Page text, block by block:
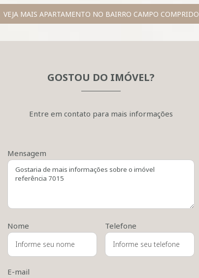
VEJA MAIS APARTAMENTO NO BAIRRO CAMPO COMPRIDO
GOSTOU DO IMÓVEL?
Entre em contato para mais informações
Mensagem
Nome Telefone
E-mail